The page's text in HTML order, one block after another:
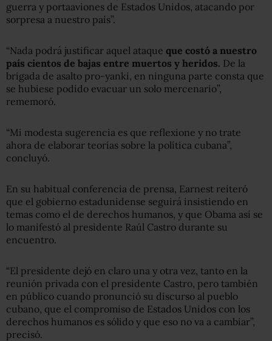
guerra y portaaviones de Estados Unidos, atacando por
sorpresa a nuestro país”.
“Nada podrá justificar aquel ataque que costó a nuestro
país cientos de bajas entre muertos y heridos. De la
brigada de asalto pro-yanki, en ninguna parte consta que
se hubiese podido evacuar un solo mercenario”,
rememoró.
“Mi modesta sugerencia es que reflexione y no trate
ahora de elaborar teorías sobre la política cubana”,
concluyó.
En su habitual conferencia de prensa, Earnest reiteró
que el gobierno estadunidense seguirá insistiendo en
temas como el de derechos humanos, y que Obama así se
lo manifestó al presidente Raúl Castro durante su
encuentro.
“El presidente dejó en claro una y otra vez, tanto en la
reunión privada con el presidente Castro, pero también
en público cuando pronunció su discurso al pueblo
cubano, que el compromiso de Estados Unidos con los
derechos humanos es sólido y que eso no va a cambiar”,
precisó.